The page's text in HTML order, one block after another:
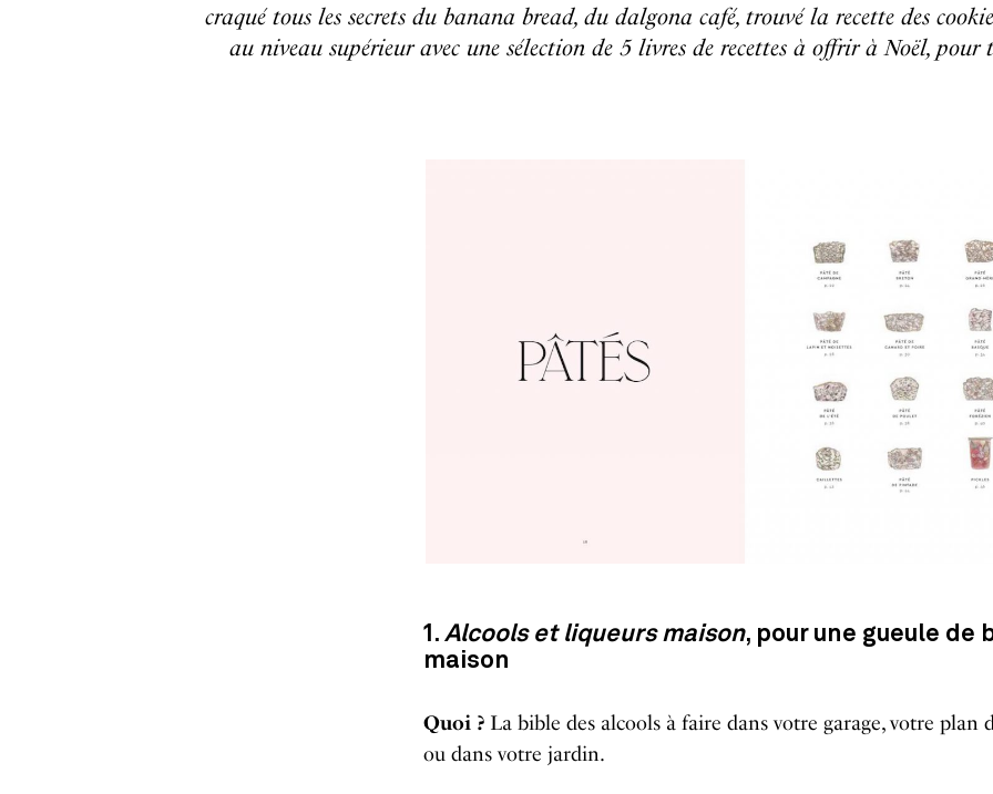
craqué tous les secrets du banana bread, du dalgona café, trouvé la recette des
au niveau supérieur avec une sélection de 5 livres de recettes à offrir à Noël,
1. Alcools et liqueurs maison, pour une gueule de
maison
Quoi ? La bible des alcools à faire dans votre garage, votre plan
ou dans votre jardin.